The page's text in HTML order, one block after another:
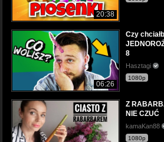
20:38
06:26
Czy
8
Hasztagi
1080p
Z
NIE CZUĆ
kamaKan88
1080p